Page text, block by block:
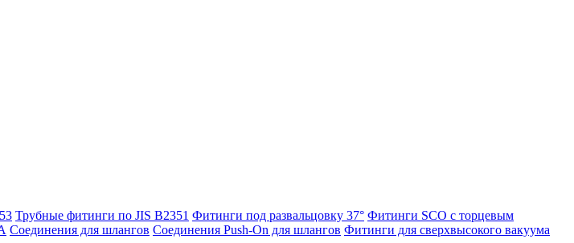
Трубные фитинги по JIS B2351 Фитинги под развальцовку 37° Фитинги SCO с торцевым
Соединения для шлангов Соединения Push-On для шлангов Фитинги для сверхвысокого вакуума